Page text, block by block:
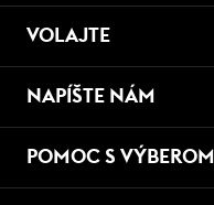
VOLAJTE
NAPÍŠTE NÁM
POMOC S VÝBEROM